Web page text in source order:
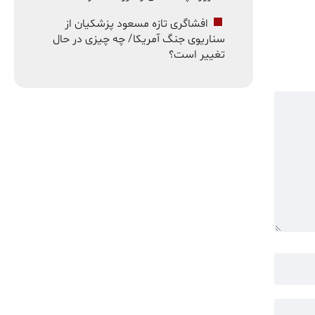
افشاگری تازه مسعود پزشکیان از
سناریوی جنگ آمریکا/ چه چیزی در حال
تغییر است؟